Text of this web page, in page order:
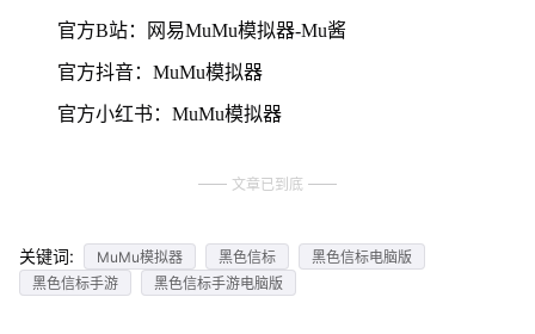
官方B站：网易MuMu模拟器-Mu酱
官方抖音：MuMu模拟器
官方小红书：MuMu模拟器
文章已到底
关键词: MuMu模拟器 黑色信标
黑色信标电脑版
黑色信标手游
黑色信标手游电脑版